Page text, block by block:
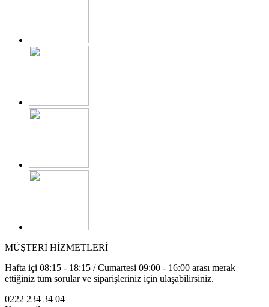
MÜŞTERİ HİZMETLERİ
Hafta içi 08:15 - 18:15 / Cumartesi 09:00 - 16:00 arası merak
ettiğiniz tüm sorular ve siparişleriniz için ulaşabilirsiniz.
0222 234 34 04